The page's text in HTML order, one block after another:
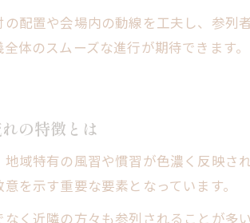
配置や会場内の動線を工夫し、参
体のスムーズな進行が期待できます
の特徴とは
域特有の風習や慣習が色濃く反映
を示す重要な要素となっています。
く近隣の方々も参列されることが